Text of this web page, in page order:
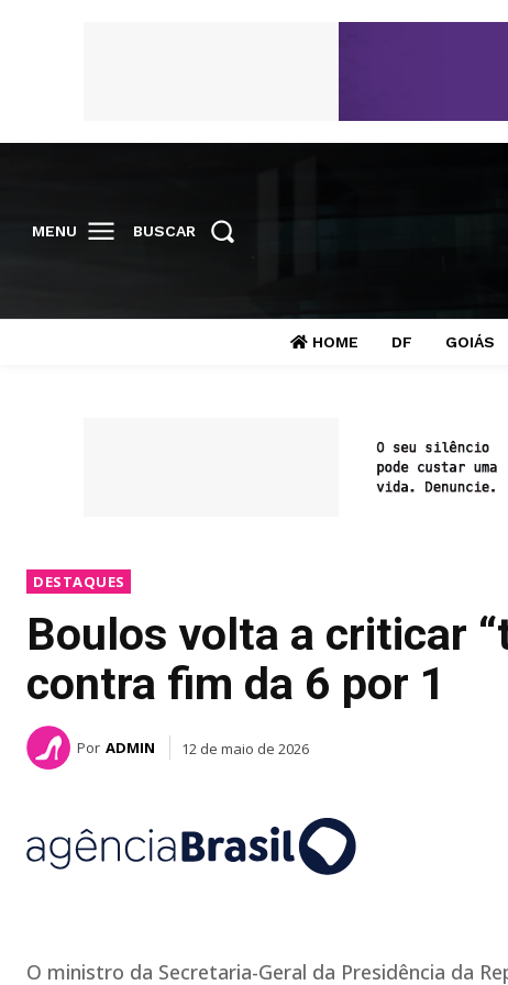
MENU BUSCAR
HOME DF GOIÁS
DESTAQUES
Boulos volta a criticar
contra fim da 6 por 1
Por ADMIN 12 de maio de 2026
O ministro da Secretaria-Geral da Presidência da